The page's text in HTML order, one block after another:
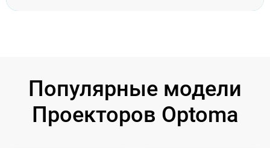
Популярные модели
Проекторов Optoma